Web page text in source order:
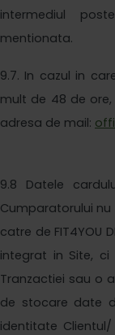
intermediul
mentionata.
9.7. In cazul in
mult de 48 de
adresa de mail:
9.8 Datele
Cumparatorului
catre de FIT4YOU
integrat in Site,
Tranzactiei sau o
de stocare date
identitate